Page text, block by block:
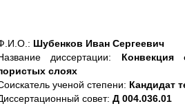
Шубенков Иван Сергеевич
диссертации: Конвекция
слоях
ученой степени: Кандидат
совет: Д 004.036.01